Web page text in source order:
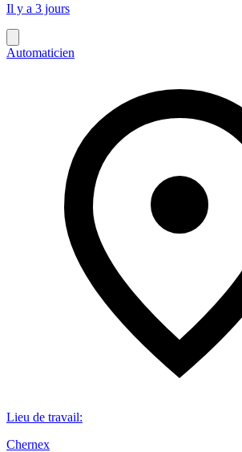
Il y a 3 jours
Automaticien
Lieu de travail:
Chernex